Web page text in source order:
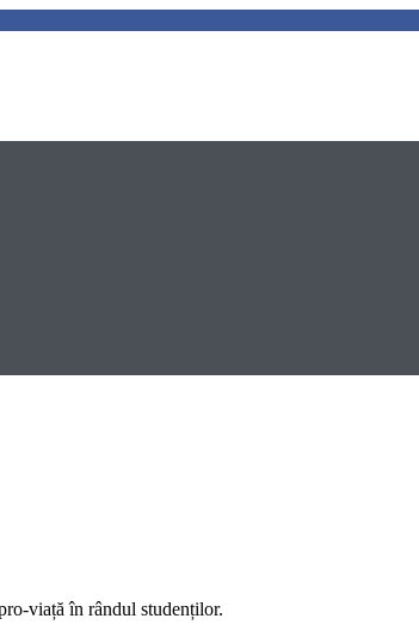
viață în rândul studenților.